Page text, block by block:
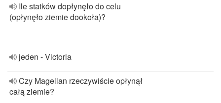
Ile statków dopłynęło do celu
(opłynęło ziemie dookoła)?
jeden - Victoria
Czy Magellan rzeczywiście opłynął
całą ziemie?